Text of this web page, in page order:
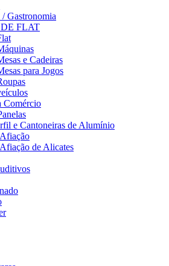
Gastronomia
FLAT
e Cadeiras
para Jogos
Comércio
e Cantoneiras de Alumínio
de Alicates